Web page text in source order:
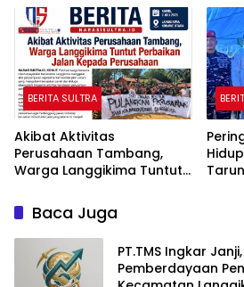
BERITA SULTRA
Akibat Aktivitas
Perusahaan Tambang,
Warga Langgikima Tuntut
Perusahaan
Baca Juga
PT.TMS Ingkar
Pemberdayaan